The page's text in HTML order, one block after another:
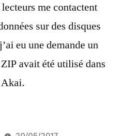
me contactent
sur des disques
eu une demande un
avait été utilisé dans